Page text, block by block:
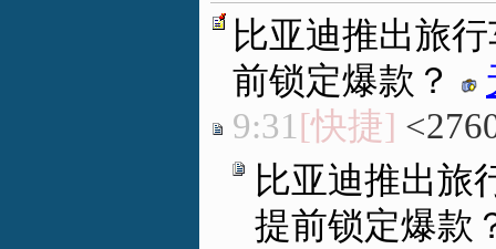
比亚迪推出旅
前锁定爆款？
9:31 [快捷]
比亚迪推出旅
提前锁定爆款